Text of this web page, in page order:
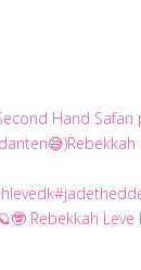
Rebekkah Leve